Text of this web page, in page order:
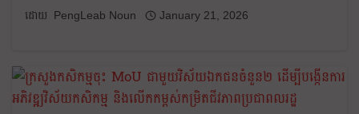
PengLeab Noun January 21, 2026